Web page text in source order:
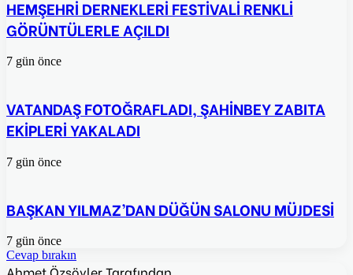
HEMŞEHRİ DERNEKLERİ FESTİVALİ RENKLİ
GÖRÜNTÜLERLE AÇILDI
7 gün önce
VATANDAŞ FOTOĞRAFLADI, ŞAHİNBEY ZABITA
EKİPLERİ YAKALADI
7 gün önce
BAŞKAN YILMAZ’DAN DÜĞÜN SALONU MÜJDESİ
7 gün önce
Cevap bırakın